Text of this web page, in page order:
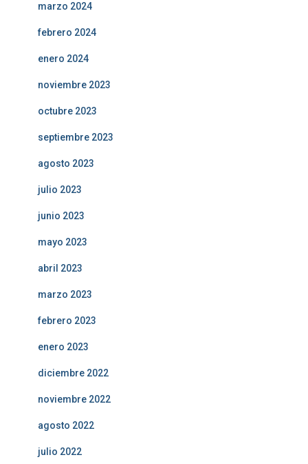
marzo 2024
febrero 2024
enero 2024
noviembre 2023
octubre 2023
septiembre 2023
agosto 2023
julio 2023
junio 2023
mayo 2023
abril 2023
marzo 2023
febrero 2023
enero 2023
diciembre 2022
noviembre 2022
agosto 2022
julio 2022